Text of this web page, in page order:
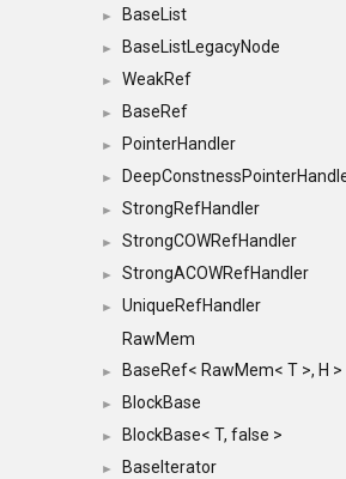
► BaseList
► BaseListLegacyNode
► WeakRef
► BaseRef
► PointerHandler
►
► StrongRefHandler
► StrongCOWRefHandler
► StrongACOWRefHandler
►
UniqueRefHandler
RawMem
► BaseRef< RawMem< T >, H >
► BlockBase
► BlockBase< T, false >
► BaseIterator